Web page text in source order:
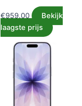
€959.00
Bekijk
laagste prijs